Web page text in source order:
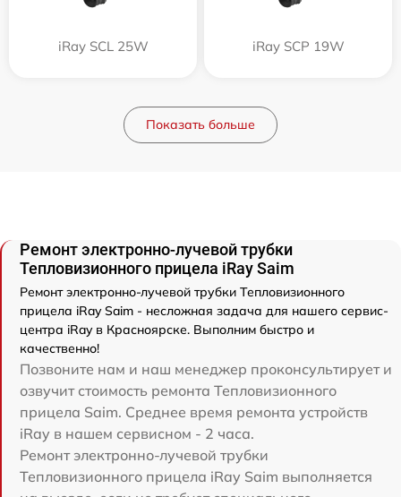
iRay SCL 25W iRay SCP 19W
Показать больше
Ремонт электронно-лучевой трубки
Тепловизионного прицела iRay Saim
Ремонт электронно-лучевой трубки Тепловизионного
прицела iRay Saim - несложная задача для нашего сервис-
центра iRay в Красноярске. Выполним быстро и
качественно!
Позвоните нам и наш менеджер проконсультирует и
озвучит стоимость ремонта Тепловизионного
прицела Saim. Среднее время ремонта устройств
iRay в нашем сервисном - 2 часа.
Ремонт электронно-лучевой трубки
Тепловизионного прицела iRay Saim выполняется